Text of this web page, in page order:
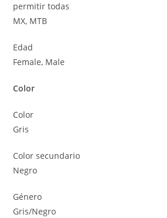
permitir todas
MX, MTB
Edad
Female, Male
Color
Color
Gris
Color secundario
Negro
Género
Gris/Negro